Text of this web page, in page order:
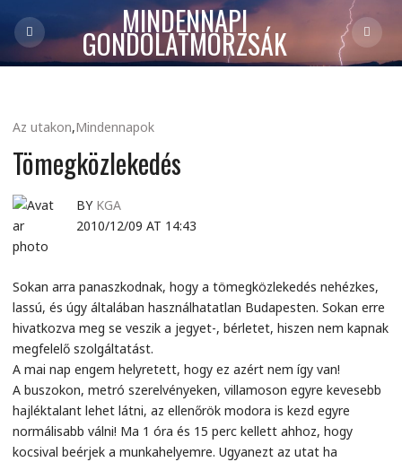
MINDENNAPI
GONDOLATMORZSÁK
Az utakon,Mindennapok
Tömegközlekedés
BY KGA
2010/12/09 AT 14:43
Sokan arra panaszkodnak, hogy a tömegközlekedés nehézkes,
lassú, és úgy általában használhatatlan Budapesten. Sokan erre
hivatkozva meg se veszik a jegyet-, bérletet, hiszen nem kapnak
megfelelő szolgáltatást.
A mai nap engem helyretett, hogy ez azért nem így van!
A buszokon, metró szerelvényeken, villamoson egyre kevesebb
hajléktalant lehet látni, az ellenőrök modora is kezd egyre
normálisabb válni! Ma 1 óra és 15 perc kellett ahhoz, hogy
kocsival beérjek a munkahelyemre. Ugyanezt az utat ha